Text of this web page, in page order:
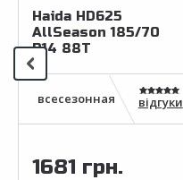
Haida HD625
AllSeason 185/70
R14 88T
відгуки
1681 грн.